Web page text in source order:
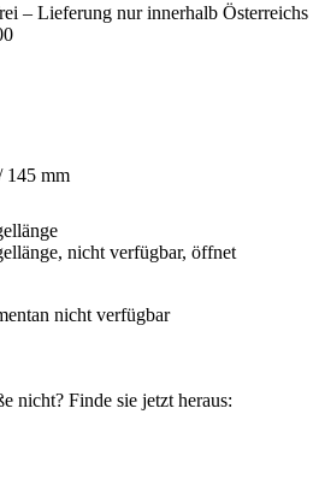
– Lieferung nur innerhalb Österreichs
145 mm
nicht verfügbar, öffnet
nicht verfügbar
nicht? Finde sie jetzt heraus: